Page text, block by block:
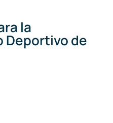
la
Deportivo de